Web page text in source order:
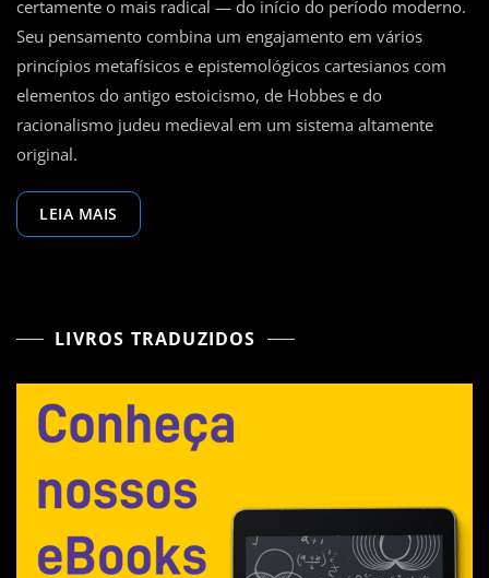
certamente o mais radical — do início do período moderno.
Seu pensamento combina um engajamento em vários
princípios metafísicos e epistemológicos cartesianos com
elementos do antigo estoicismo, de Hobbes e do
racionalismo judeu medieval em um sistema altamente
original.
LEIA MAIS
LIVROS TRADUZIDOS